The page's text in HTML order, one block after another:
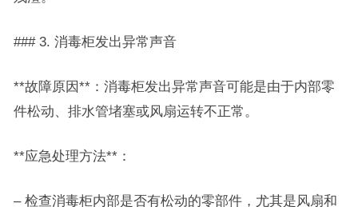
### 3. 消毒柜发出异常声音
**故障原因**：消毒柜发出异常声音可能是由于内部零
件松动、排水管堵塞或风扇运转不正常。
**应急处理方法**：
– 检查消毒柜内部是否有松动的零部件，尤其是风扇和